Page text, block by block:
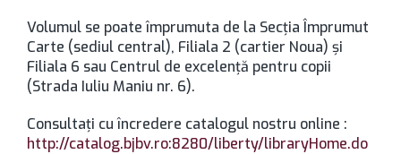
Volumul se poate împrumuta de la Secţia Împrumut
Carte (sediul central), Filiala 2 (cartier Noua) şi
Filiala 6 sau Centrul de excelenţă pentru copii
(Strada Iuliu Maniu nr. 6).
Consultaţi cu încredere catalogul nostru online :
http://catalog.bjbv.ro:8280/liberty/libraryHome.do